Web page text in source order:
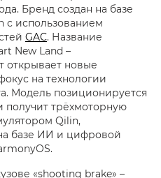
Бренд создан на базе
с использованием
GAC. Название
New Land –
открывает новые
на технологии
Модель позиционируется
получит трёхмоторную
Qilin,
базе ИИ и цифровой
«shooting brake» –